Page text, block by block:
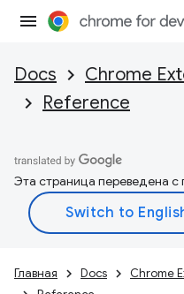
Docs Chrome
Reference
Эта страница переведена
Главная Docs Chrome